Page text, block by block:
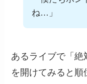
ね…」
あるライブで「
を開けてみると順